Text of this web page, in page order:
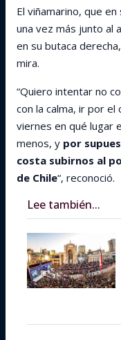
El viñamarino, que
una vez más junto al
en su butaca
mira.
“Quiero intentar no
con la calma, ir por el
viernes en qué lugar
menos, y por
costa subirnos al
de Chile“, reconoció.
Lee también...